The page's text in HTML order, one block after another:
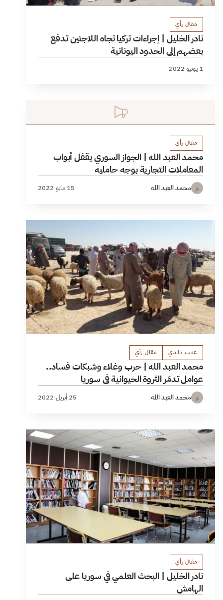
مقال رأي
نادر الخليل | إجراءات تركيا تجاه اللاجئين تدفع
بعضهم إلى الحدود اليونانية
1 يونيو 2022
مقال رأي
محمد العبد الله | الجواز السوري يقفل أبواب
المعاملات التجارية بوجه حامليه
م محمد العبد الله 15 مايو 2022
عنب بلدي مقال رأي
محمد العبد الله | حرب وغلاء وشبكات فساد..
عوامل تدمّر الثروة الحيوانية في سوريا
م محمد العبد الله 25 أبريل 2022
مقال رأي
نادر الخليل | البحث العلمي في سوريا على
الهامش